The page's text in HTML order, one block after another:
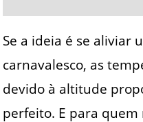
Se a ideia é se aliviar
carnavalesco, as
devido à altitude
perfeito. E para quem